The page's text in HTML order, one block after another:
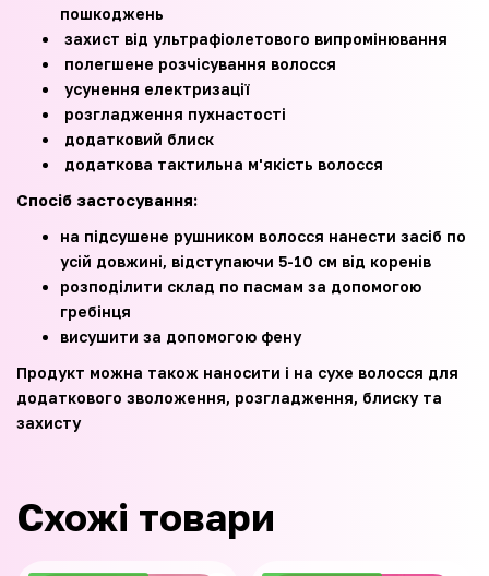
пошкоджень
захист від ультрафіолетового випромінювання
полегшене розчісування волосся
усунення електризації
розгладження пухнастості
додатковий блиск
додаткова тактильна м'якість волосся
Спосіб застосування:
на підсушене рушником волосся нанести засіб по
усій довжині, відступаючи 5-10 см від коренів
розподілити склад по пасмам за допомогою
гребінця
висушити за допомогою фену
Продукт можна також наносити і на сухе волосся для
додаткового зволоження, розгладження, блиску та
захисту
Схожі товари